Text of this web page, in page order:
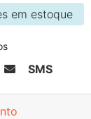
em estoque
SMS